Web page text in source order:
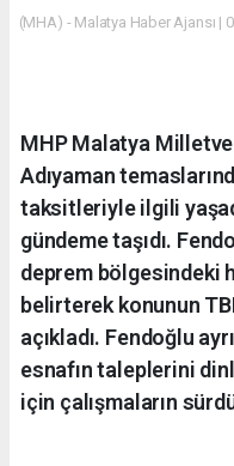
(MHA) - Malatya Haber Ajansı |
MHP Malatya
Adıyaman
taksitleriyle ilgili
gündeme taşıdı.
deprem bölgesindeki
belirterek konunun
açıkladı. Fendoğlu
esnafın taleplerini
için çalışmaların